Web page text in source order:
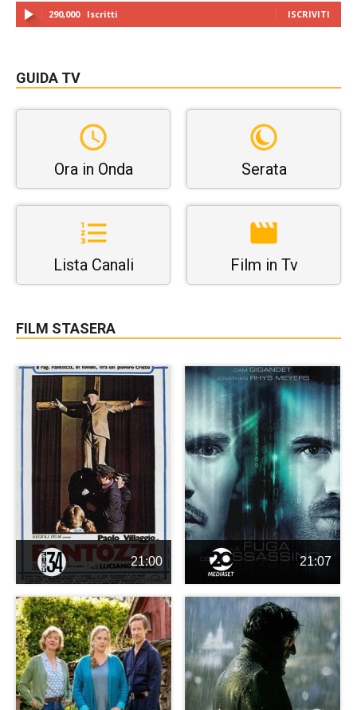
290,000 Iscritti ISCRIVITI
GUIDA TV
Ora in Onda Serata
Lista Canali Film in Tv
FILM STASERA
21:00 21:07